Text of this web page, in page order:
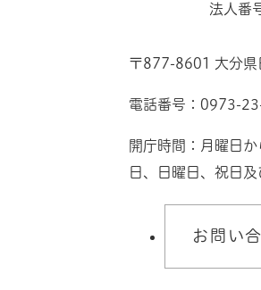
法人番
〒877-8601 大分県
電話番号：0973-
開庁時間：月曜日
日、日曜日、祝日
お問い